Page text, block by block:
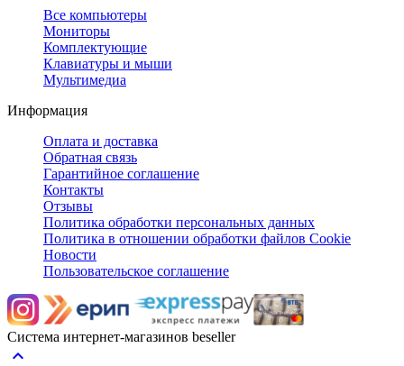
Все компьютеры
Мониторы
Комплектующие
Клавиатуры и мыши
Мультимедиа
Информация
Оплата и доставка
Обратная связь
Гарантийное соглашение
Контакты
Отзывы
Политика обработки персональных данных
Политика в отношении обработки файлов Cookie
Новости
Пользовательское соглашение
Система интернет-магазинов beseller
keyboard_arrow_up